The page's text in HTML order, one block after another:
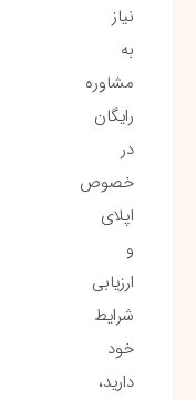
نیاز
به
مشاوره
رایگان
در
خصوص
اپلای
و
ارزیابی
شرایط
خود
دارید،